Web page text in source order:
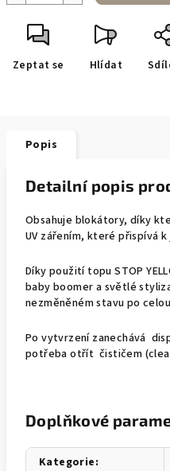
Zeptat se Hlídat
Popis
Detailní popis
Obsahuje blokátory, díky
UV zářením, které přispívá
Díky použití topu STOP
baby boomer a světlé
nezměněném stavu po
Po vytvrzení zanechává
potřeba otřít čističem
Doplňkové
Kategorie: